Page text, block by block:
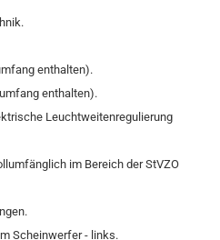
enthalten).
enthalten).
Leuchtweitenregulierung
im Bereich der StVZO
Scheinwerfer - links.